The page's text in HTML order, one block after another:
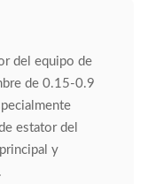
del equipo de
de 0.15-0.9
estator del
y